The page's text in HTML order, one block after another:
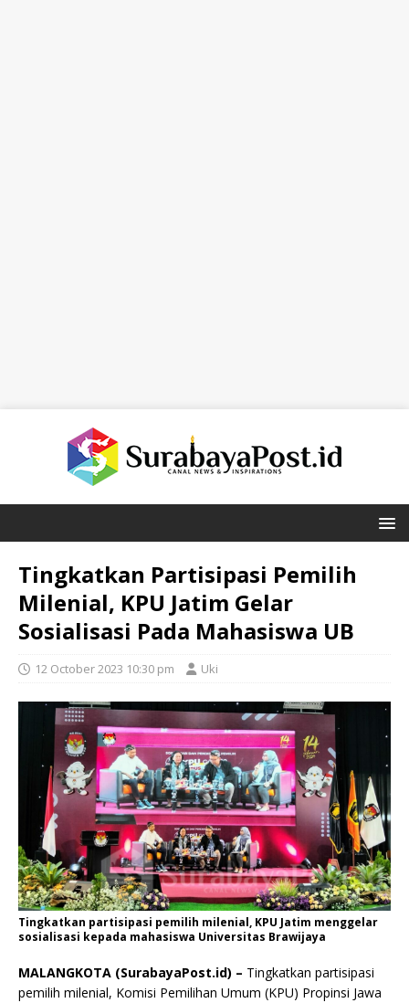
Tingkatkan Partisipasi Pemilih
Milenial, KPU Jatim Gelar
Sosialisasi Pada Mahasiswa UB
12 October 2023 10:30 pm Uki
Tingkatkan partisipasi pemilih milenial, KPU Jatim menggelar
sosialisasi kepada mahasiswa Universitas Brawijaya
MALANGKOTA (SurabayaPost.id) – Tingkatkan partisipasi
pemilih milenial, Komisi Pemilihan Umum (KPU) Propinsi Jawa